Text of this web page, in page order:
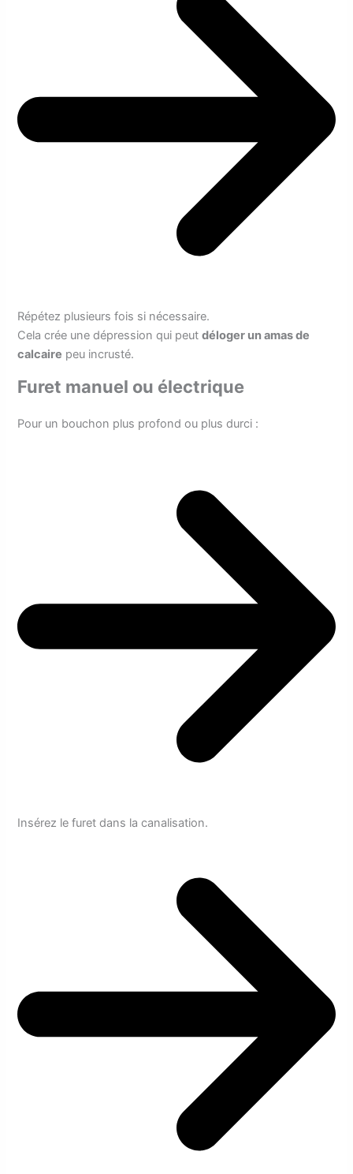
Répétez plusieurs fois si nécessaire.
Cela crée une dépression qui peutdéloger un amas de
calcaire peu incrusté.
Furet manuel ou électrique
Pour un bouchon plus profond ou plus durci :
Insérez le furet dans la canalisation.